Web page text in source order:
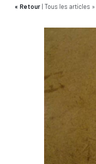
Retour Tous les articles